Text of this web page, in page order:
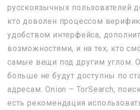
русскоязычных пользователей
кто доволен процессом
удобством интерфейса,
возможностями, и на тех, кто
самые вещи под другим углом.
больше не будут доступны по
адресам. Onion – TorSearch,
есть рекомендация